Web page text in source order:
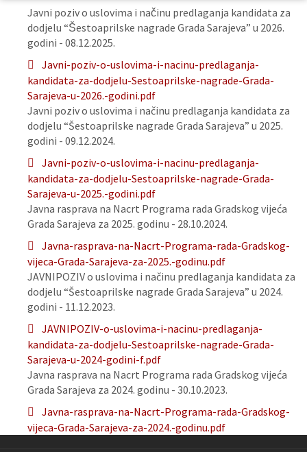
Javni poziv o uslovima i načinu predlaganja kandidata za
dodjelu “Šestoaprilske nagrade Grada Sarajeva” u 2026.
godini - 08.12.2025.
Javni-poziv-o-uslovima-i-nacinu-predlaganja-
kandidata-za-dodjelu-Sestoaprilske-nagrade-Grada-
Sarajeva-u-2026.-godini.pdf
Javni poziv o uslovima i načinu predlaganja kandidata za
dodjelu “Šestoaprilske nagrade Grada Sarajeva” u 2025.
godini - 09.12.2024.
Javni-poziv-o-uslovima-i-nacinu-predlaganja-
kandidata-za-dodjelu-Sestoaprilske-nagrade-Grada-
Sarajeva-u-2025.-godini.pdf
Javna rasprava na Nacrt Programa rada Gradskog vijeća
Grada Sarajeva za 2025. godinu - 28.10.2024.
Javna-rasprava-na-Nacrt-Programa-rada-Gradskog-
vijeca-Grada-Sarajeva-za-2025.-godinu.pdf
JAVNIPOZIV o uslovima i načinu predlaganja kandidata za
dodjelu “Šestoaprilske nagrade Grada Sarajeva” u 2024.
godini - 11.12.2023.
JAVNIPOZIV-o-uslovima-i-nacinu-predlaganja-
kandidata-za-dodjelu-Sestoaprilske-nagrade-Grada-
Sarajeva-u-2024-godini-f.pdf
Javna rasprava na Nacrt Programa rada Gradskog vijeća
Grada Sarajeva za 2024. godinu - 30.10.2023.
Javna-rasprava-na-Nacrt-Programa-rada-Gradskog-
vijeca-Grada-Sarajeva-za-2024.-godinu.pdf